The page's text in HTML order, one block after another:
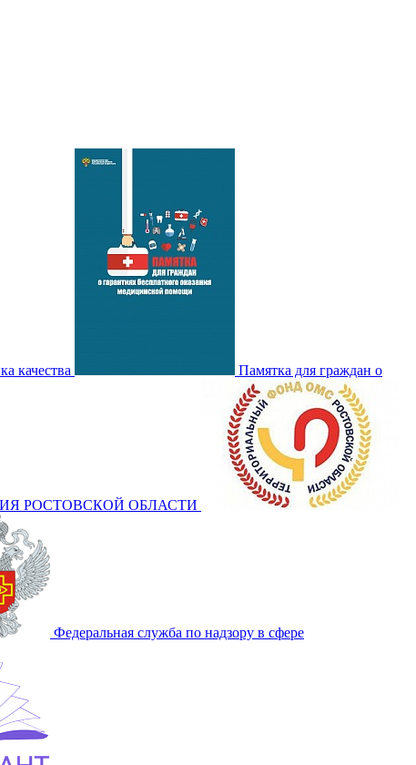
качества Памятка для граждан о
РОСТОВСКОЙ ОБЛАСТИ
Федеральная служба по надзору в сфере